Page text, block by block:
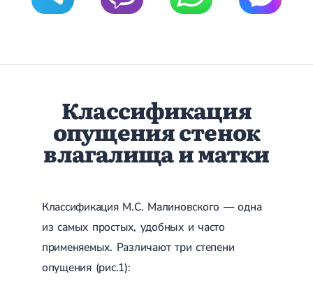
Ортопедия и травматология
Нестабильность сустава
Лечение переломов лодыжек
Лечение переломов ключицы
Лечение переломов плеча
Лечение переломов предплечья
Лечение переломов шейки бедра и бедренной кости
Лечение переломов голени
Лечение переломов пятки
Полиостеоартроз
Протез синовиальной жидкости
Классификация
опущения стенок
влагалища и матки
Классификация М.С. Малиновского — одна
из самых простых, удобных и часто
применяемых. Различают три степени
опущения (рис.1):